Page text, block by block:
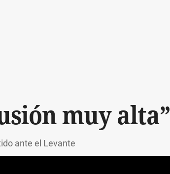
muy alta”
ante el Levante